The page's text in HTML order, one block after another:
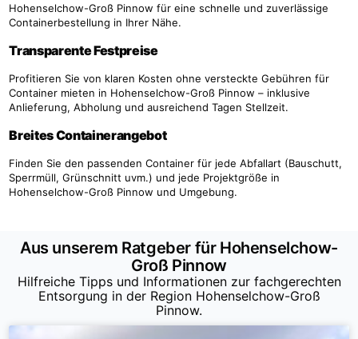
Hohenselchow-Groß Pinnow für eine schnelle und zuverlässige
Containerbestellung in Ihrer Nähe.
Transparente Festpreise
Profitieren Sie von klaren Kosten ohne versteckte Gebühren für
Container mieten in Hohenselchow-Groß Pinnow – inklusive
Anlieferung, Abholung und ausreichend Tagen Stellzeit.
Breites Containerangebot
Finden Sie den passenden Container für jede Abfallart (Bauschutt,
Sperrmüll, Grünschnitt uvm.) und jede Projektgröße in
Hohenselchow-Groß Pinnow und Umgebung.
Aus unserem Ratgeber für Hohenselchow-
Groß Pinnow
Hilfreiche Tipps und Informationen zur fachgerechten
Entsorgung in der Region Hohenselchow-Groß
Pinnow.